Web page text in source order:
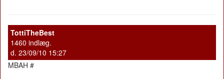
TottiTheBest
1460 indlæg.
d. 23/09/10 15:27
MBAH #